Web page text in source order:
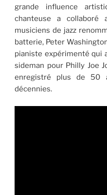
grande influence
chanteuse a collaboré
musiciens de jazz
batterie, Peter
pianiste expérimenté qui
sideman pour Philly Joe
enregistré plus de 50
décennies.